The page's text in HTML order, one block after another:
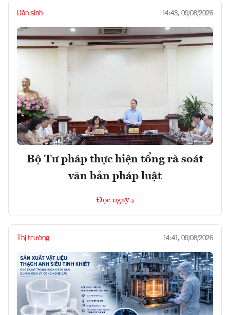
Dân sinh 14:43, 09/08/2026
Bộ Tư pháp thực hiện tổng rà soát
văn bản pháp luật
Đọc ngay
Thị trường 14:41, 09/08/2026